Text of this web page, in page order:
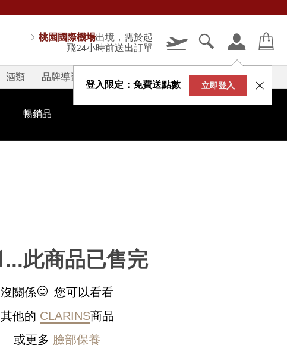
桃園國際機場出境，需於起
飛24小時前送出訂單
登入限定：免費送點數 立即登入
酒類 品牌導覽 V-STORY
暢銷品
...此商品已售完
沒關係
您可以看看
其他的 CLARINS商品
或更多 臉部保養